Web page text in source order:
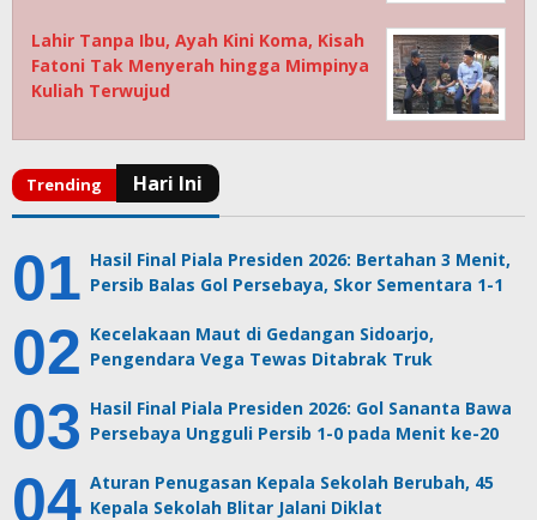
Lahir Tanpa Ibu, Ayah Kini Koma, Kisah
Fatoni Tak Menyerah hingga Mimpinya
Kuliah Terwujud
Hasil Final Piala Presiden 2026: Bertahan 3 Menit,
Persib Balas Gol Persebaya, Skor Sementara 1-1
Kecelakaan Maut di Gedangan Sidoarjo,
Pengendara Vega Tewas Ditabrak Truk
Hasil Final Piala Presiden 2026: Gol Sananta Bawa
Persebaya Ungguli Persib 1-0 pada Menit ke-20
Aturan Penugasan Kepala Sekolah Berubah, 45
Kepala Sekolah Blitar Jalani Diklat